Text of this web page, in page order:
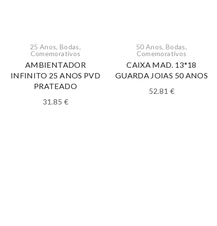
25 Anos,Bodas,
Comemorativos
AMBIENTADOR
INFINITO 25 ANOS PVD
PRATEADO
31.85 €
50 Anos,Bodas,
Comemorativos
CAIXA MAD. 13*18
GUARDA JOIAS 50 ANOS
52.81 €